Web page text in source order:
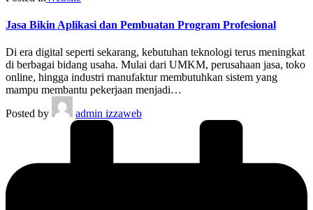
Jasa Bikin Aplikasi dan Pembuatan Program Profesional
Di era digital seperti sekarang, kebutuhan teknologi terus meningkat
di berbagai bidang usaha. Mulai dari UMKM, perusahaan jasa, toko
online, hingga industri manufaktur membutuhkan sistem yang
mampu membantu pekerjaan menjadi…
Posted by
admin izzaweb